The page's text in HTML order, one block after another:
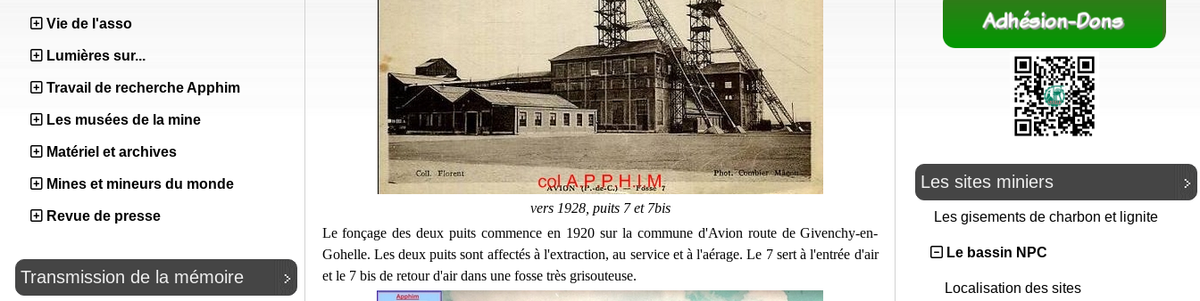
Vie de l'asso
Lumières sur...
Travail de recherche Apphim
Les musées de la mine
Matériel et archives
Mines et mineurs du monde
Revue de presse
Transmission de la mémoire
vers 1928, puits 7 et 7bis
Le fonçage des deux puits commence en 1920 sur la commune d'Avion route de Givenchy-en-
Gohelle. Les deux puits sont affectés à l'extraction, au service et à l'aérage. Le 7 sert à l'entrée d'air
et le 7 bis de retour d'air dans une fosse très grisouteuse.
Les sites miniers
Les gisements de charbon et lignite
Le bassin NPC
Localisation des sites